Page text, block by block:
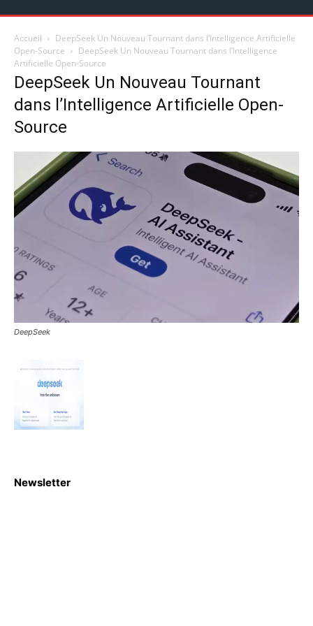
Accueil
DeepSeek Un Nouveau Tournant dans l’Intelligence Artificielle
Open-Source
DeepSeek Un Nouveau Tournant dans l’Intelligence
Artificielle Open-Source
DeepSeek Un Nouveau Tournant
dans l’Intelligence Artificielle Open-
Source
DeepSeek
Newsletter